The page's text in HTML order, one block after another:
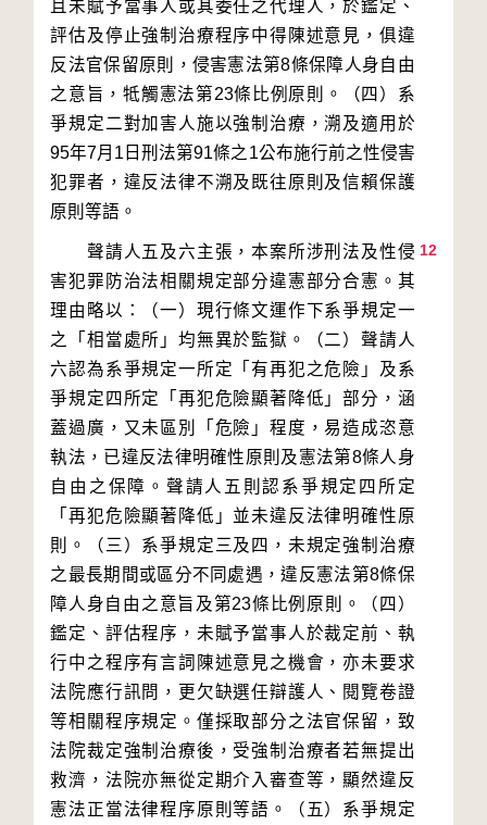
且未賦予當事人或其委任之代理人，於鑑定、
評估及停止強制治療程序中得陳述意見，俱違
反法官保留原則，侵害憲法第8條保障人身自由
之意旨，牴觸憲法第23條比例原則。（四）系
爭規定二對加害人施以強制治療，溯及適用於
95年7月1日刑法第91條之1公布施行前之性侵害
犯罪者，違反法律不溯及既往原則及信賴保護
12
聲請人五及六主張，本案所涉刑法及性侵
害犯罪防治法相關規定部分違憲部分合憲。其
理由略以：（一）現行條文運作下系爭規定一
之「相當處所」均無異於監獄。（二）聲請人
六認為系爭規定一所定「有再犯之危險」及系
爭規定四所定「再犯危險顯著降低」部分，涵
蓋過廣，又未區別「危險」程度，易造成恣意
執法，已違反法律明確性原則及憲法第8條人身
自由之保障。聲請人五則認系爭規定四所定
「再犯危險顯著降低」並未違反法律明確性原
則。（三）系爭規定三及四，未規定強制治療
之最長期間或區分不同處遇，違反憲法第8條保
障人身自由之意旨及第23條比例原則。（四）
鑑定、評估程序，未賦予當事人於裁定前、執
行中之程序有言詞陳述意見之機會，亦未要求
法院應行訊問，更欠缺選任辯護人、閱覽卷證
等相關程序規定。僅採取部分之法官保留，致
法院裁定強制治療後，受強制治療者若無提出
救濟，法院亦無從定期介入審查等，顯然違反
憲法正當法律程序原則等語。（五）系爭規定